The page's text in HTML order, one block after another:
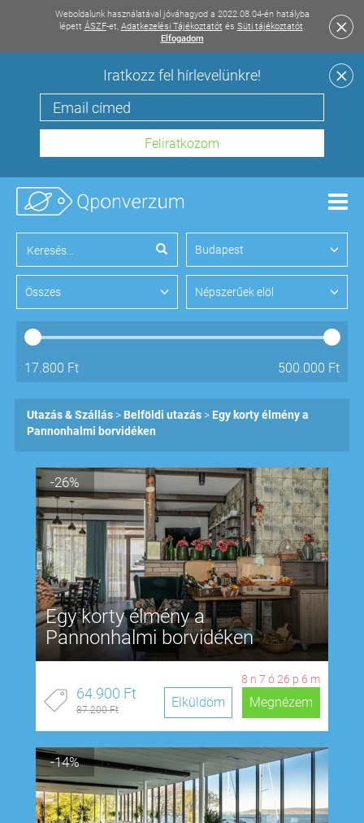
Weboldalunk használatával jóváhagyod a 2022.08.04-én hatályba
lépett ÁSZF-et, Adatkezelési Tájékoztatót és Süti tájékoztatót.
Elfogadom
Iratkozz fel hírlevelünkre!
Budapest
Összes Népszerűek elöl
17.800 Ft 500.000 Ft
Utazás & Szállás Belföldi utazás
Egy korty élmény a
Pannonhalmi borvidéken
-26%
Egy korty élmény a
Pannonhalmi borvidéken
8 n 7 ó 26 p 5 m
64.900 Ft
87.200 Ft Megnézem
Elküldöm
-14%